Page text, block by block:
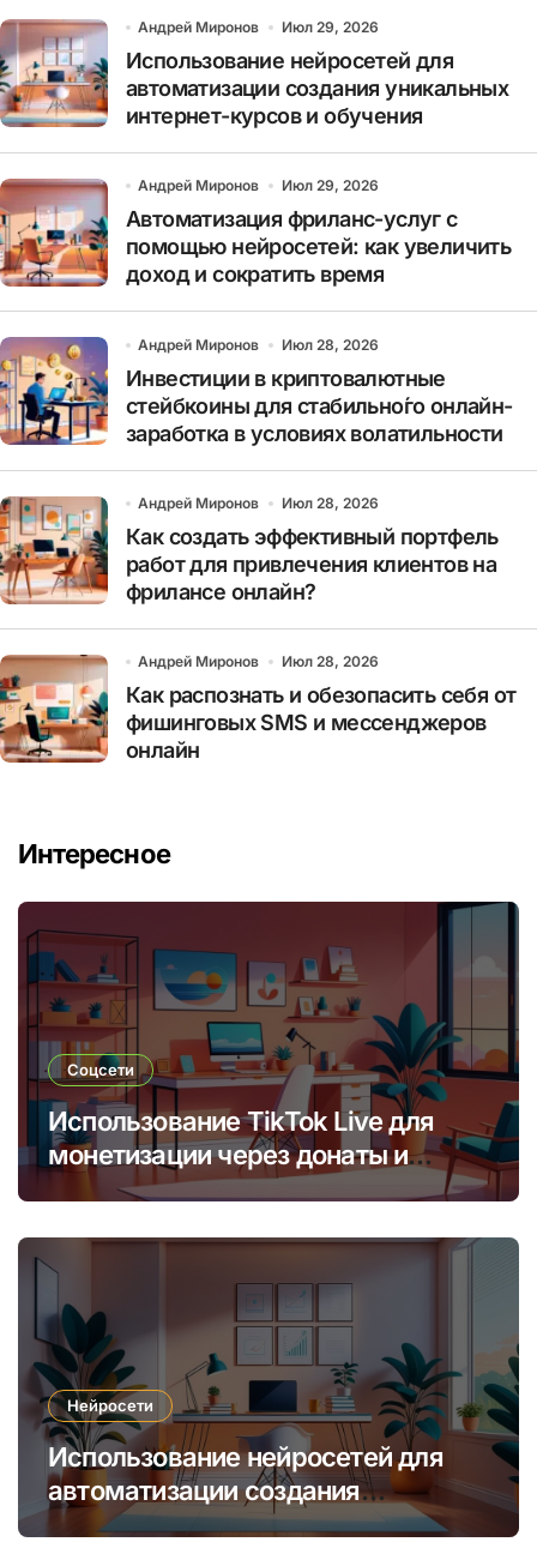
Андрей Миронов Июл 29, 2026
Использование нейросетей для
автоматизации создания уникальных
интернет-курсов и обучения
Андрей Миронов Июл 29, 2026
Автоматизация фриланс-услуг с
помощью нейросетей: как увеличить
доход и сократить время
Андрей Миронов Июл 28, 2026
Инвестиции в криптовалютные
стейбкоины для стабильно́го онлайн-
заработка в условиях волатильности
Андрей Миронов Июл 28, 2026
Как создать эффективный портфель
работ для привлечения клиентов на
фрилансе онлайн?
Андрей Миронов Июл 28, 2026
Как распознать и обезопасить себя от
фишинговых SMS и мессенджеров
онлайн
Интересное
Соцсети
Использование TikTok Live для
монетизации через донаты и
платные подписки
Нейросети
Использование нейросетей для
автоматизации создания
уникальных интернет-курсов и